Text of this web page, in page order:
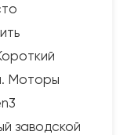
Моторы
заводской